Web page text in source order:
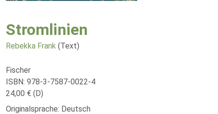
Stromlinien
Rebekka Frank (Text)
Fischer
ISBN: 978-3-7587-0022-4
24,00 € (D)
Originalsprache: Deutsch